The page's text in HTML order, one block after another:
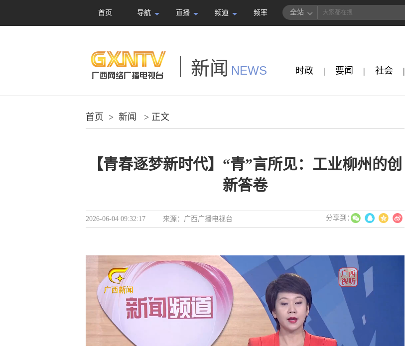
首页 导航 直播 频道 频率 全站
新闻 NEWS 时政 | 要闻 | 社会 |
首页 > 新闻 > 正文
【青春逐梦新时代】“青”言所见：工业柳州的创
新答卷
2026-06-04 09:32:17 来源： 广西广播电视台